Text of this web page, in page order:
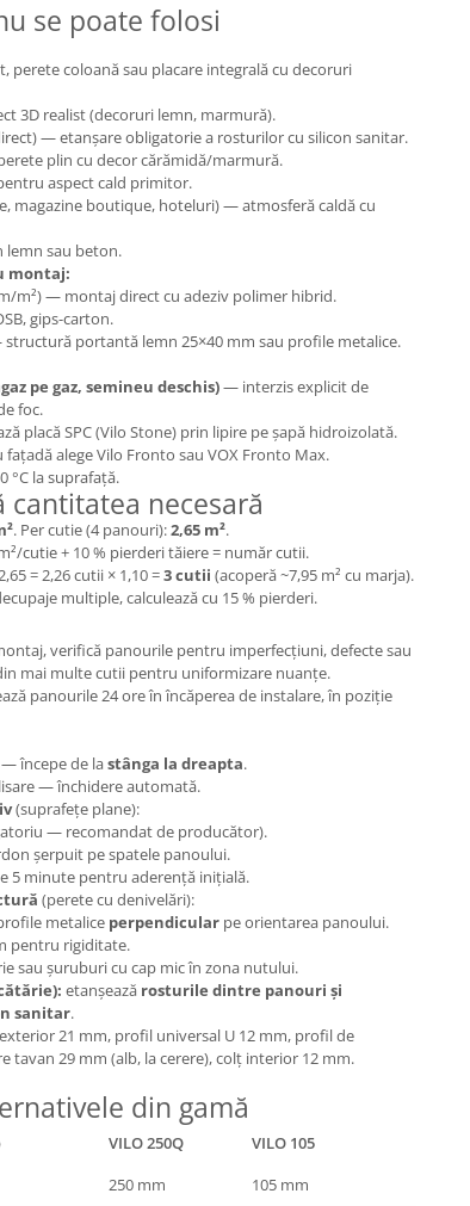
se poate folosi
perete coloană sau placare integrală cu decoruri
3D realist (decoruri lemn, marmură).
— etanșare obligatorie a rosturilor cu silicon sanitar.
plin cu decor cărămidă/marmură.
aspect cald primitor.
magazine boutique, hoteluri) — atmosferă caldă cu
lemn sau beton.
montaj:
m²) — montaj direct cu adeziv polimer hibrid.
gips-carton.
portantă lemn 25×40 mm sau profile metalice.
pe gaz, semineu deschis)— interzis explicit de
foc.
placă SPC (Vilo Stone) prin lipire pe șapă hidroizolată.
alege Vilo Fronto sau VOX Fronto Max.
°C la suprafață.
cantitatea necesară
. Per cutie (4 panouri):2,65 m².
cutie + 10 % pierderi tăiere = număr cutii.
= 2,26 cutii × 1,10 =3 cutii (acoperă ~7,95 m² cu marja).
multiple, calculează cu 15 % pierderi.
verifică panourile pentru imperfecțiuni, defecte sau
mai multe cutii pentru uniformizare nuanțe.
panourile 24 ore în încăperea de instalare, în poziție
începe de lastânga la dreapta.
— închidere automată.
(suprafețe plane):
— recomandat de producător).
șerpuit pe spatele panoului.
5 minute pentru aderență inițială.
(perete cu denivelări):
metalice perpendicular pe orientarea panoului.
pentru rigiditate.
sau șuruburi cu cap mic în zona nutului.
etanșează rosturile dintre panouri și
sanitar.
21 mm, profil universal U 12 mm, profil de
tavan 29 mm (alb, la cerere), colț interior 12 mm.
din gamă
VILO 250Q
VILO 105
250 mm
105 mm